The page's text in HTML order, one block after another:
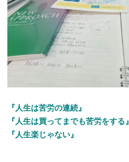
『人生は苦労の連続』
『人生は買ってまでも苦労をする』
『人生楽じゃない』